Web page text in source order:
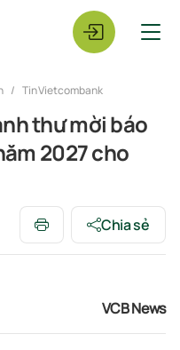
Tin Vietcombank
thư mời báo
2027 cho
Chia sẻ
VCB News